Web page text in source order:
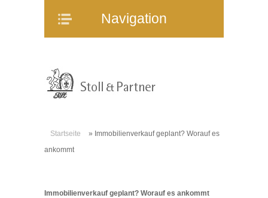
Navigation
Navigation
Mitarbeiter
Startseite » Immobilienverkauf geplant? Worauf es
ankommt
Immobilienverkauf geplant? Worauf es ankommt